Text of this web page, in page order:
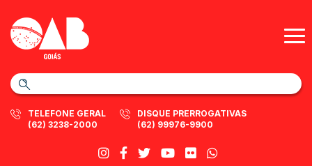
TELEFONE GERAL
(62) 3238-2000
DISQUE PRERROGATIVAS
(62) 99976-9900